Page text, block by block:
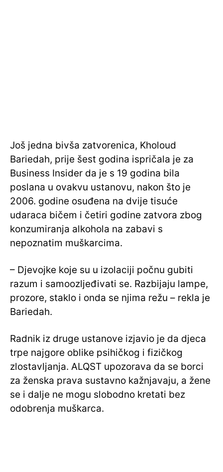
Još jedna bivša zatvorenica, Kholoud
Bariedah, prije šest godina ispričala je za
Business Insider da je s 19 godina bila
poslana u ovakvu ustanovu, nakon što je
2006. godine osuđena na dvije tisuće
udaraca bičem i četiri godine zatvora zbog
konzumiranja alkohola na zabavi s
nepoznatim muškarcima.
– Djevojke koje su u izolaciji počnu gubiti
razum i samoozljeđivati se. Razbijaju lampe,
prozore, staklo i onda se njima režu – rekla je
Bariedah.
Radnik iz druge ustanove izjavio je da djeca
trpe najgore oblike psihičkog i fizičkog
zlostavljanja. ALQST upozorava da se borci
za ženska prava sustavno kažnjavaju, a žene
se i dalje ne mogu slobodno kretati bez
odobrenja muškarca.